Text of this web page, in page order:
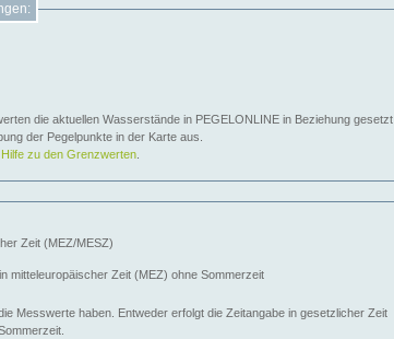
die aktuellen Wasserstände in PEGELONLINE in Beziehung gesetzt
der Pegelpunkte in der Karte aus.
Hilfe zu den Grenzwerten
Zeit (MEZ/MESZ)
mitteleuropäischer Zeit (MEZ) ohne Sommerzeit
Messwerte haben. Entweder erfolgt die Zeitangabe in gesetzlicher Zeit